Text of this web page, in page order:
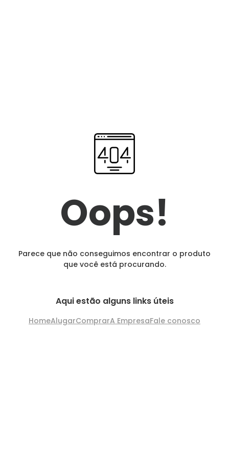
Oops!
Parece que não conseguimos encontrar o produto
que você está procurando.
Aqui estão alguns links úteis
HomeAlugarComprarA EmpresaFale conosco